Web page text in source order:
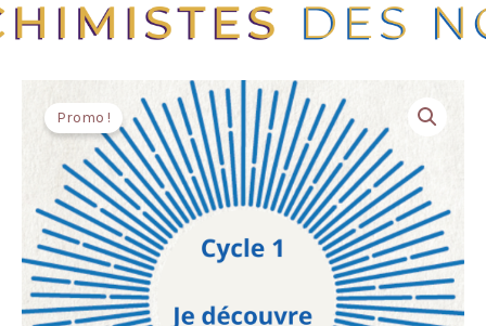
Promo !
Le
prix
initial
était :
240,00 €.
Le
prix
actuel
est :